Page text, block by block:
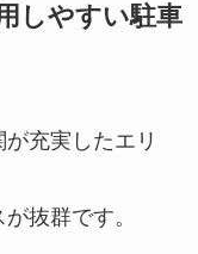
しやすい駐車
充実したエリ
抜群です。